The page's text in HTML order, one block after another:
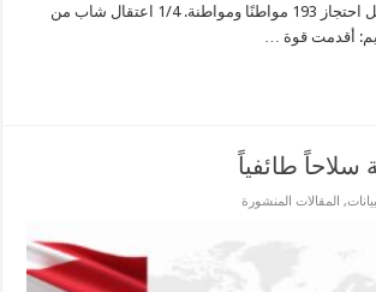
منهم فقط فيما يتواصل احتجاز 193 مواطنًا ومواطنة. 1/4 اعتقال شاب من
أقدمت قوة …
طائفياً
, المقالات المنشورة